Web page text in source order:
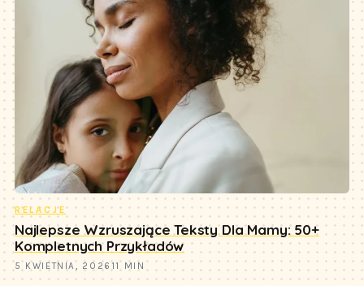
RELACJE
Najlepsze Wzruszające Teksty Dla Mamy: 50+
Kompletnych Przykładów
5 KWIETNIA, 2026 11 MIN